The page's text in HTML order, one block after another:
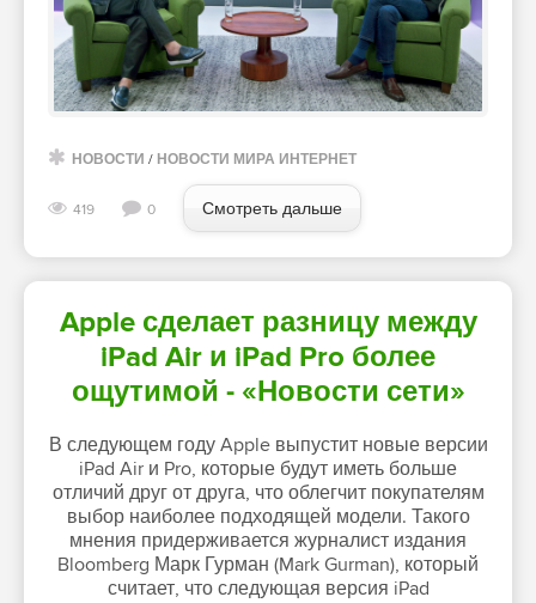
НОВОСТИ / НОВОСТИ МИРА ИНТЕРНЕТ
419 0 Смотреть дальше
Apple сделает разницу между
iPad Air и iPad Pro более
ощутимой - «Новости сети»
В следующем году Apple выпустит новые версии
iPad Air и Pro, которые будут иметь больше
отличий друг от друга, что облегчит покупателям
выбор наиболее подходящей модели. Такого
мнения придерживается журналист издания
Bloomberg Марк Гурман (Mark Gurman), который
считает, что следующая версия iPad